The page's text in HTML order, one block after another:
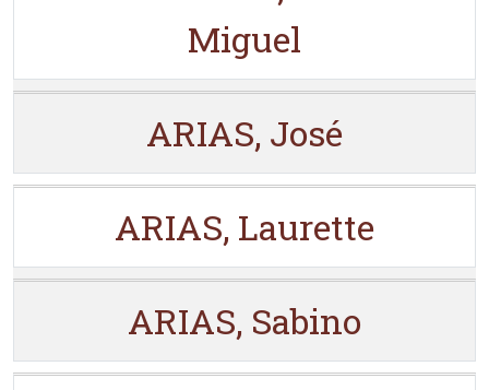
Miguel
ARIAS, José
ARIAS, Laurette
ARIAS, Sabino